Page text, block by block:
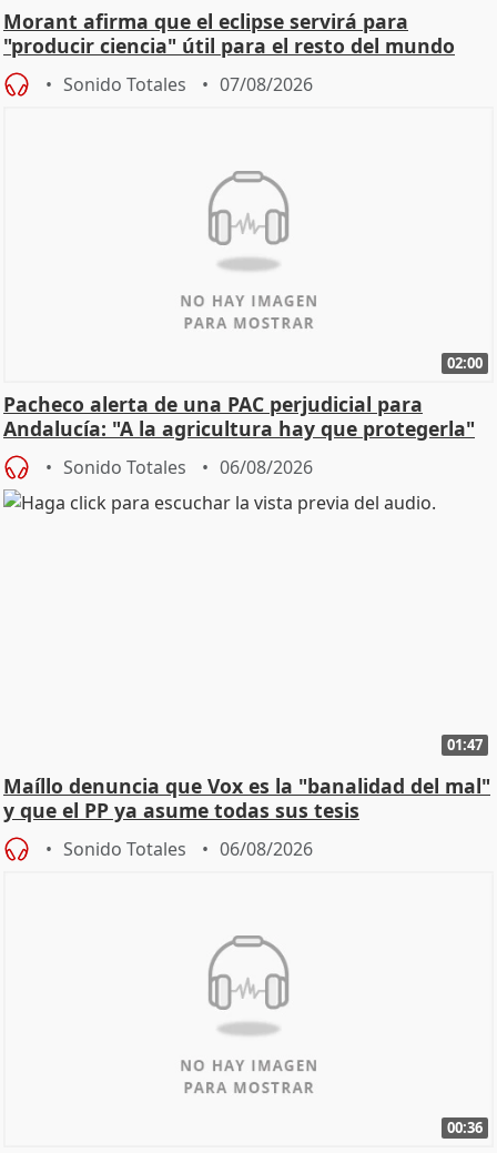
Morant afirma que el eclipse servirá para
"producir ciencia" útil para el resto del mundo
Sonido Totales 07/08/2026
02:00
Pacheco alerta de una PAC perjudicial para
Andalucía: "A la agricultura hay que protegerla"
Sonido Totales 06/08/2026
01:47
Maíllo denuncia que Vox es la "banalidad del mal"
y que el PP ya asume todas sus tesis
Sonido Totales 06/08/2026
00:36